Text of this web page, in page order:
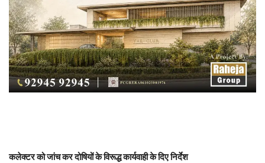
कलेक्टर को जांच कर दोषियों के विरूद्ध कार्यवाही के दिए निर्देश